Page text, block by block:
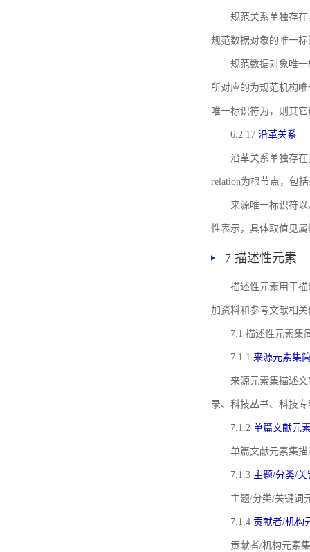
规范关系单独存
规范数据对象的唯一
规范数据对象唯一
所对应的为规范机构
唯一标识符为，则其
6.2.17 沿革关系
沿革关系单独存
relation为根节点，包
来源唯一标识符以
性表示，具体取值见属
7 描述性元素
描述性元素用于
加资料和参考文献相
7.1 描述性元素集
7.1.1 来源元素集
来源元素集描述
录、科技丛书、科技
7.1.2 单篇文献元
单篇文献元素集
7.1.3 主题/分类/
主题/分类/关键词
7.1.4 贡献者/机构
贡献者/机构元素